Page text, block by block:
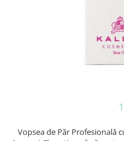
Produse pentru protectie solara
Bureti de baie
Vopsea de Păr Profesională